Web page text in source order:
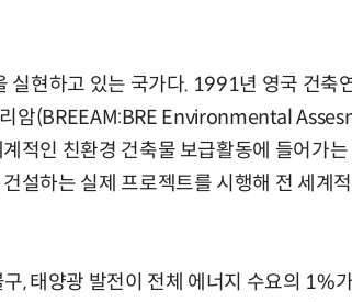
실현하고 있는 국가다. 1991년 영국 건축
암(BREEAM:BRE Environmental
적인 친환경 건축물 보급활동에 들어가는
설하는 실제 프로젝트를 시행해 전 세계
, 태양광 발전이 전체 에너지 수요의 1%
AI Native Enterprise를 지원하는 AI Ready Data 플랫폼 활용 전략